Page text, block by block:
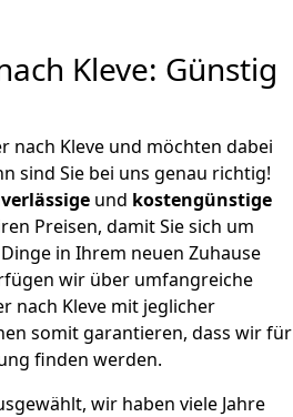
Kleve: Günstig
nach Kleve und möchten dabei
sind Sie bei uns genau richtig!
und kostengünstige
Preisen, damit Sie sich um
in Ihrem neuen Zuhause
wir über umfangreiche
nach Kleve mit jeglicher
somit garantieren, dass wir für
finden werden.
wir haben viele Jahre